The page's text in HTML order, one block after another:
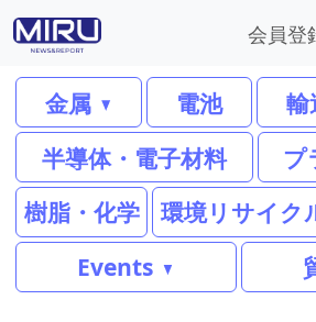
会員登
金属 電池
輸
半導体・電子材料
プ
樹脂・化学
環境リサイク
Events